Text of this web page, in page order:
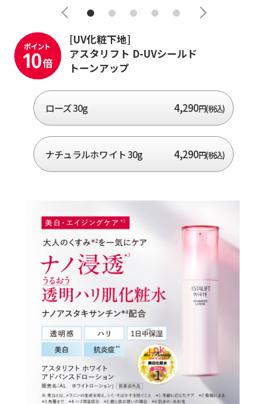
[UV化粧下地]
アスタリフト D-UVシールド
トーンアップ
ローズ 30g 4,290円(税込)
ナチュラルホワイト 30g 4,290円(税込)